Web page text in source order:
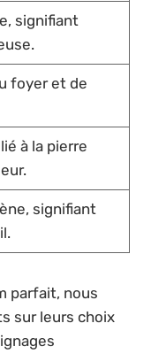
signifiant
foyer et de
à la pierre
signifiant
parfait, nous
sur leurs choix